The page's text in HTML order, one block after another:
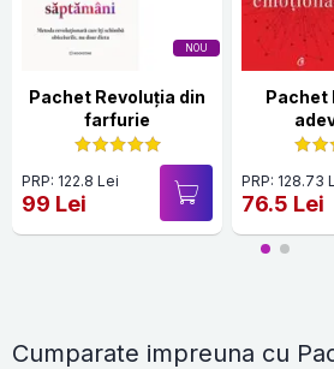
NOU
Pachet Revoluția din
farfurie
PRP: 122.8 Lei
99 Lei
Pachet
PRP: 128.73
76.5 Lei
Cumparate impreuna cu